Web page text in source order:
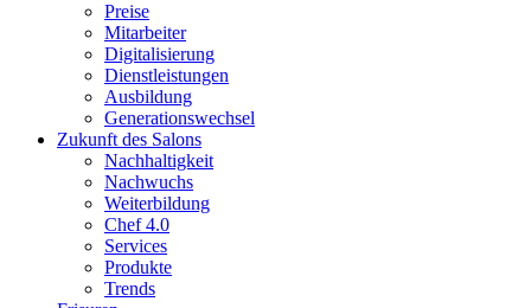
Preise
Mitarbeiter
Digitalisierung
Dienstleistungen
Ausbildung
Generationswechsel
Zukunft des Salons
Nachhaltigkeit
Nachwuchs
Weiterbildung
Chef 4.0
Services
Produkte
Trends